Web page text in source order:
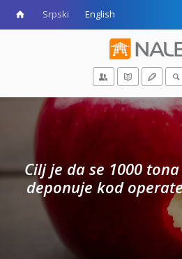
Srpski English
Cilj je da se 1000
deponuje kod